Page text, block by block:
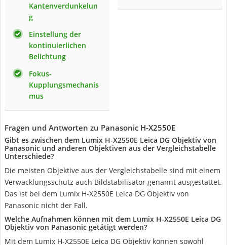
Kantenverdunkelun
g
Einstellung der
kontinuierlichen
Belichtung
Fokus-
Kupplungsmechanis
mus
Fragen und Antworten zu Panasonic H-X2550E
Gibt es zwischen dem Lumix H-X2550E Leica DG Objektiv von
Panasonic und anderen Objektiven aus der Vergleichstabelle
Unterschiede?
Die meisten Objektive aus der Vergleichstabelle sind mit einem
Verwacklungsschutz auch Bildstabilisator genannt ausgestattet.
Das ist bei dem Lumix H-X2550E Leica DG Objektiv von
Panasonic nicht der Fall.
Welche Aufnahmen können mit dem Lumix H-X2550E Leica DG
Objektiv von Panasonic getätigt werden?
Mit dem Lumix H-X2550E Leica DG Objektiv können sowohl